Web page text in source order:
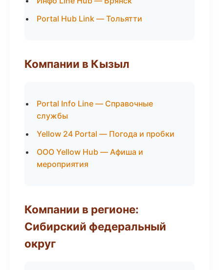
Portal Hub Link — Тольятти
Компании в Кызыл
Portal Info Line — Справочные
службы
Yellow 24 Portal — Погода и пробки
ООО Yellow Hub — Афиша и
мероприятия
Компании в регионе:
Сибирский федеральный
округ